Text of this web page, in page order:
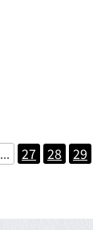
... 27 28 29